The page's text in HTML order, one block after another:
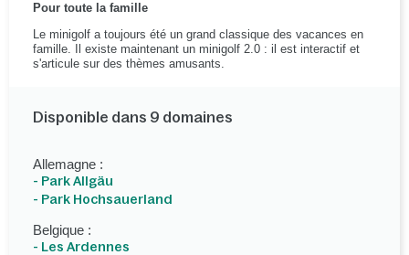
Pour toute la famille
Le minigolf a toujours été un grand classique des vacances en
famille. Il existe maintenant un minigolf 2.0 : il est interactif et
s'articule sur des thèmes amusants.
Disponible dans 9 domaines
Allemagne :
- Park Allgäu
- Park Hochsauerland
Belgique :
- Les Ardennes